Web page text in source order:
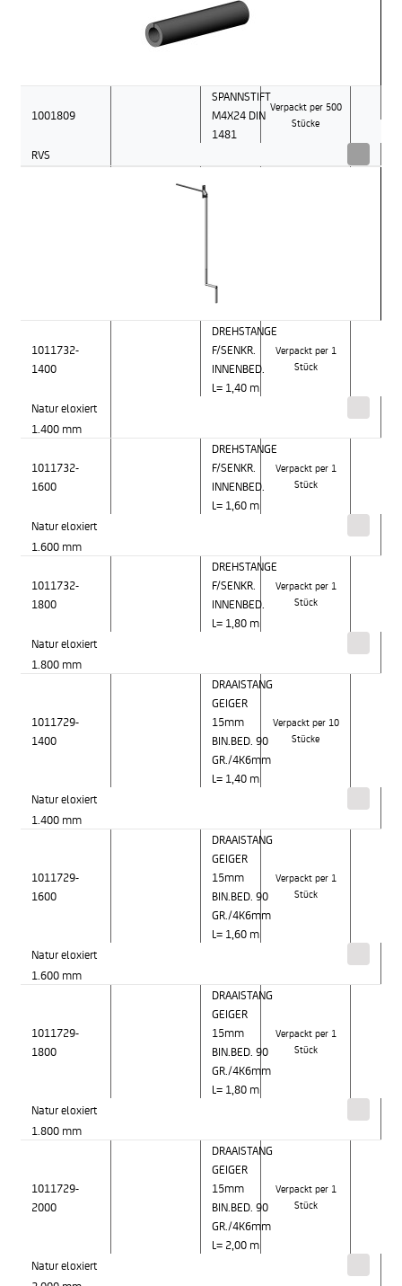
1001809
SPANNSTIFT
M4X24 DIN
1481
Verpackt per 500
Stücke
RVS
1011732-
1400
DREHSTANGE
F/SENKR.
INNENBED.
L= 1,40 m
Verpackt per 1
Stück
Natur eloxiert
1.400 mm
1011732-
1600
DREHSTANGE
F/SENKR.
INNENBED.
L= 1,60 m
Verpackt per 1
Stück
Natur eloxiert
1.600 mm
1011732-
1800
DREHSTANGE
F/SENKR.
INNENBED.
L= 1,80 m
Verpackt per 1
Stück
Natur eloxiert
1.800 mm
1011729-
1400
DRAAISTANG
GEIGER
15mm
BIN.BED. 90
GR./4K6mm
L= 1,40 m
Verpackt per 10
Stücke
Natur eloxiert
1.400 mm
1011729-
1600
DRAAISTANG
GEIGER
15mm
BIN.BED. 90
GR./4K6mm
L= 1,60 m
Verpackt per 1
Stück
Natur eloxiert
1.600 mm
1011729-
1800
DRAAISTANG
GEIGER
15mm
BIN.BED. 90
GR./4K6mm
L= 1,80 m
Verpackt per 1
Stück
Natur eloxiert
1.800 mm
1011729-
2000
DRAAISTANG
GEIGER
15mm
BIN.BED. 90
GR./4K6mm
L= 2,00 m
Verpackt per 1
Stück
Natur eloxiert